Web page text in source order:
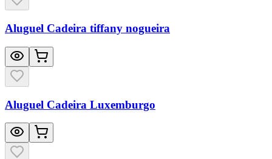
Aluguel Cadeira tiffany nogueira
Aluguel Cadeira Luxemburgo